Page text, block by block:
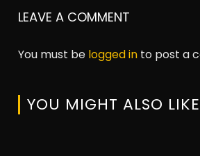
LEAVE A COMMENT
You must be logged in to post a
YOU MIGHT ALSO LIKE